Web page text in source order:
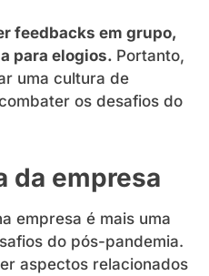
feedbacks em grupo,
para elogios. Portanto,
uma cultura de
os desafios do
da empresa
empresa é mais uma
do pós-pandemia.
aspectos relacionados